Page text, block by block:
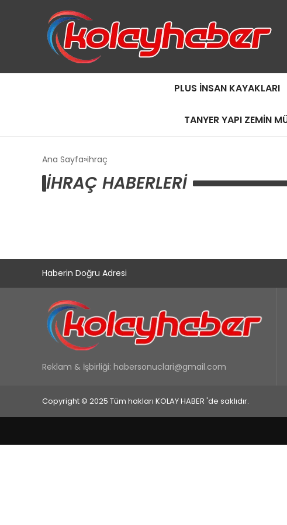
PLUS İNSAN KAYAKLARI
TANYER YAPI ZEMIN
Ana Sayfa ihraç
IHRAÇ HABERLERI
Haberin Doğru Adresi
Reklam & İşbirliği: habersonuclari@gmail.com
Copyright © 2025 Tüm hakları KOLAY HABER 'de saklıdır.